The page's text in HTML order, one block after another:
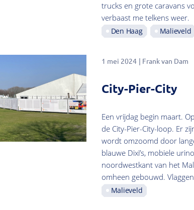
trucks en grote caravans
verbaast me telkens weer.
Den Haag Malieveld
1 mei 2024 Frank van Dam
City-Pier-City
Een vrijdag begin maart.
de City-Pier-City-loop. Er
wordt omzoomd door
blauwe Dixi’s, mobiele
noordwestkant van het
omheen gebouwd.
Malieveld